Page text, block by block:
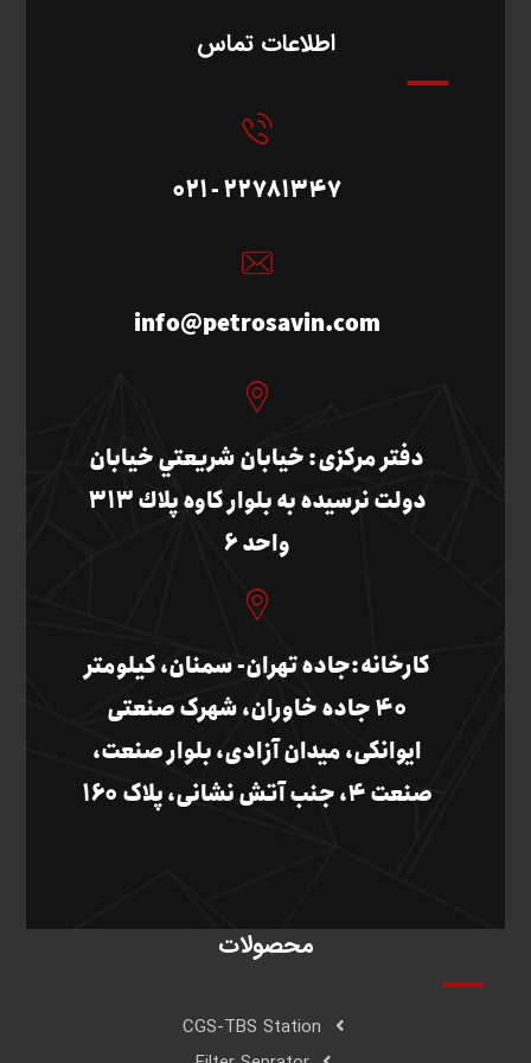
اطلاعات تماس
22781347 - 021
info@petrosavin.com
دفتر مرکزی: خيابان شريعتي خيابان
دولت نرسيده به بلوار كاوه پلاك 313
واحد 6
کارخانه:جاده تهران- سمنان، کیلومتر
40 جاده خاوران، شهرک صنعتی
ایوانکی، میدان آزادی، بلوار صنعت،
صنعت 4، جنب آتش نشانی، پلاک 160
محصولات
CGS-TBS Station